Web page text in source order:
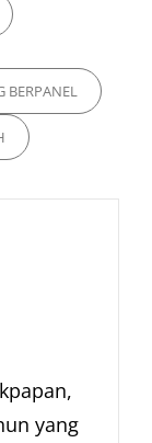
BERPANEL
yang